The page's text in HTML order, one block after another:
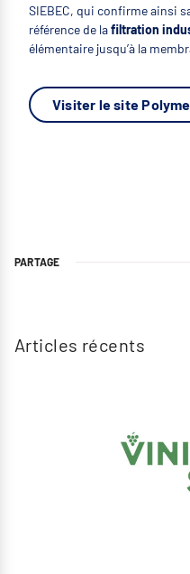
SIEBEC, qui confirme ainsi
référence de lafiltration
élémentaire jusqu’à la
Visiter le site
Articles récents
PARTAGE